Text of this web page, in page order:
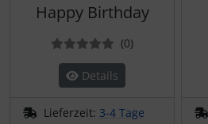
Happy Birthday
(0Bewertungen
)
Details
Lieferzeit: 3-4 Tage